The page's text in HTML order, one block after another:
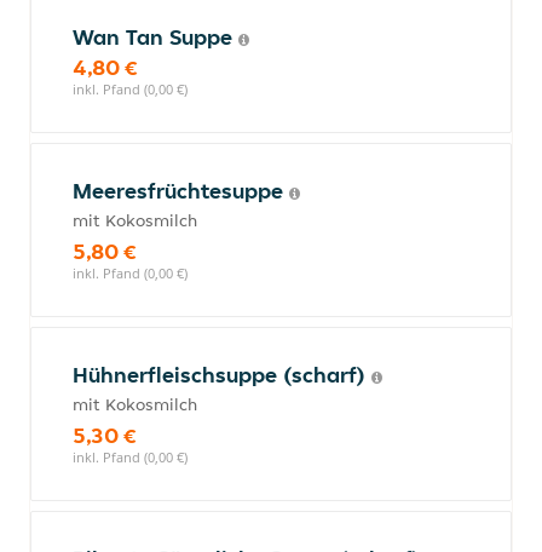
Wan Tan Suppe
4,80 €
inkl. Pfand (0,00 €)
Meeresfrüchtesuppe
mit Kokosmilch
5,80 €
inkl. Pfand (0,00 €)
Hühnerfleischsuppe (scharf)
mit Kokosmilch
5,30 €
inkl. Pfand (0,00 €)